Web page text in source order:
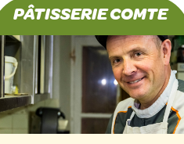
PÂTISSERIE COMTE